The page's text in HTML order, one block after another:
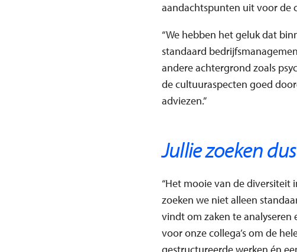
aandachtspunten uit voor de
“We hebben het geluk dat
standaard
andere achtergrond zoals
de cultuuraspecten goed
adviezen.”
Jullie zoeken
“Het mooie van de diversiteit
zoeken we niet alleen
vindt om zaken te analyseren
voor onze collega’s om de